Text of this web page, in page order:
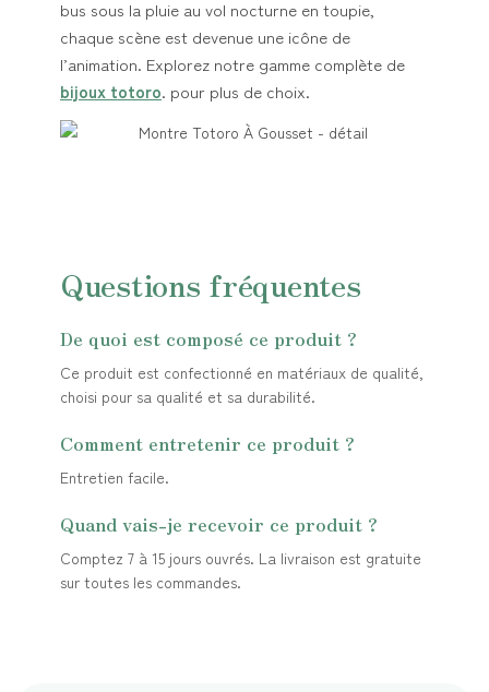
bus sous la pluie au vol nocturne en toupie,
chaque scène est devenue une icône de
l’animation. Explorez notre gamme complète de
bijoux totoro. pour plus de choix.
Questions fréquentes
De quoi est composé ce produit ?
Ce produit est confectionné en matériaux de qualité,
choisi pour sa qualité et sa durabilité.
Comment entretenir ce produit ?
Entretien facile.
Quand vais-je recevoir ce produit ?
Comptez 7 à 15 jours ouvrés. La livraison est gratuite
sur toutes les commandes.